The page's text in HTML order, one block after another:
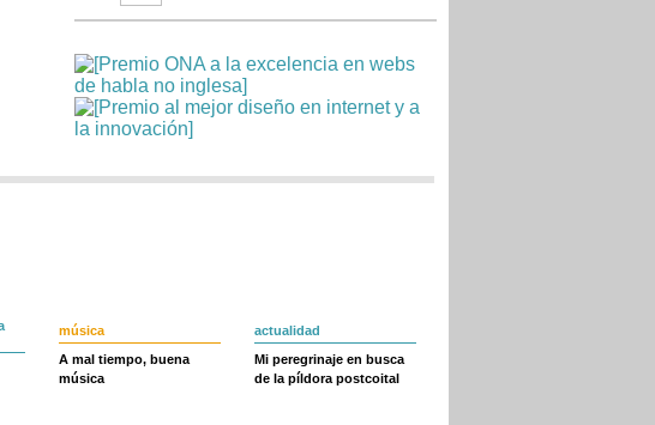
música
A mal tiempo, buena
música
actualidad
Mi peregrinaje en busca
de la píldora postcoital